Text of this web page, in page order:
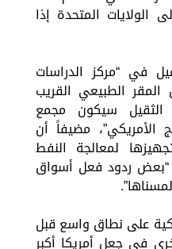
الولايات المتحدة إذا
في “مركز الدراسات
المقر الطبيعي القريب
الثقيل سيكون مجمع
مضيفاً أن
لمعالجة النفط
“بعض ردود فعل أسواق
على نطاق واسع قبل
في جعل أمريكا أكبر